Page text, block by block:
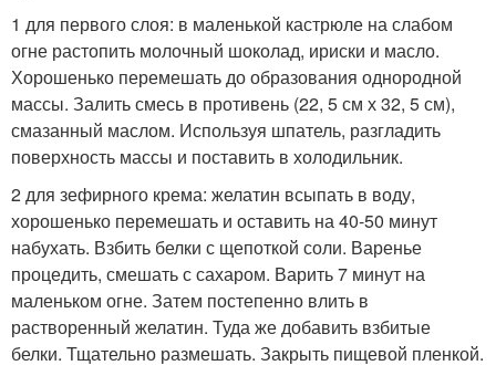
1 для первого слоя: в маленькой кастрюле на слабом
огне растопить молочный шоколад, ириски и масло.
Хорошенько перемешать до образования однородной
массы. Залить смесь в противень (22, 5 см х 32, 5 см),
смазанный маслом. Используя шпатель, разгладить
поверхность массы и поставить в холодильник.
2 для зефирного крема: желатин всыпать в воду,
хорошенько перемешать и оставить на 40-50 минут
набухать. Взбить белки с щепоткой соли. Варенье
процедить, смешать с сахаром. Варить 7 минут на
маленьком огне. Затем постепенно влить в
растворенный желатин. Туда же добавить взбитые
белки. Тщательно размешать. Закрыть пищевой пленкой.